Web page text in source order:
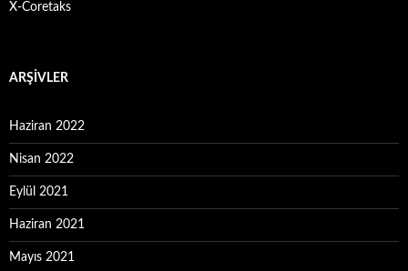
X-Coretaks
ARŞIVLER
Haziran 2022
Nisan 2022
Eylül 2021
Haziran 2021
Mayıs 2021